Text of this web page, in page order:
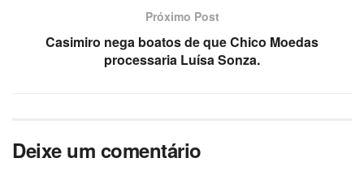
Próximo Post
Casimiro nega boatos de que Chico Moedas
processaria Luísa Sonza.
Deixe um comentário